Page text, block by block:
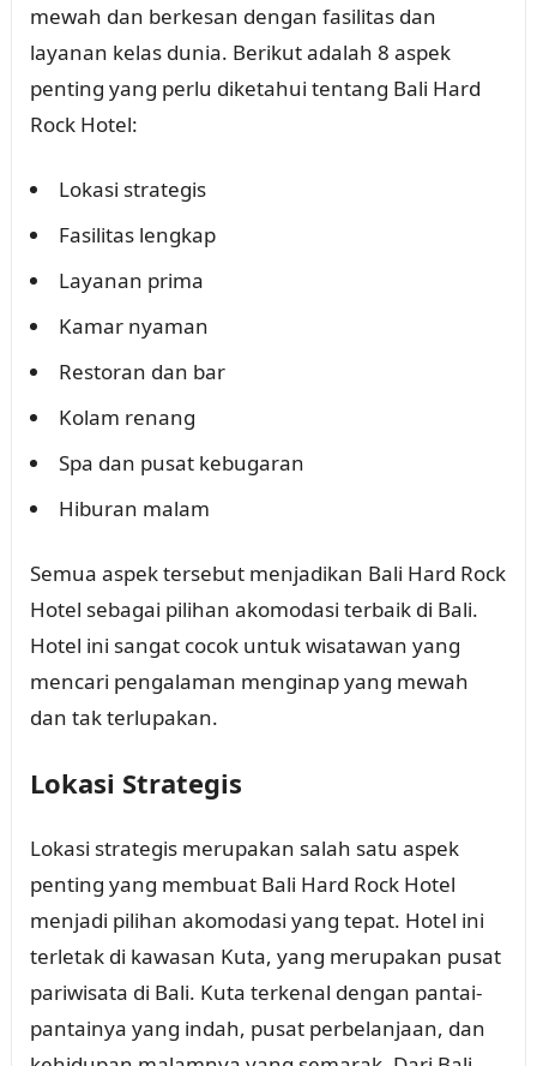
mewah dan berkesan dengan fasilitas dan
layanan kelas dunia. Berikut adalah 8 aspek
penting yang perlu diketahui tentang Bali Hard
Rock Hotel:
Lokasi strategis
Fasilitas lengkap
Layanan prima
Kamar nyaman
Restoran dan bar
Kolam renang
Spa dan pusat kebugaran
Hiburan malam
Semua aspek tersebut menjadikan Bali Hard Rock
Hotel sebagai pilihan akomodasi terbaik di Bali.
Hotel ini sangat cocok untuk wisatawan yang
mencari pengalaman menginap yang mewah
dan tak terlupakan.
Lokasi Strategis
Lokasi strategis merupakan salah satu aspek
penting yang membuat Bali Hard Rock Hotel
menjadi pilihan akomodasi yang tepat. Hotel ini
terletak di kawasan Kuta, yang merupakan pusat
pariwisata di Bali. Kuta terkenal dengan pantai-
pantainya yang indah, pusat perbelanjaan, dan